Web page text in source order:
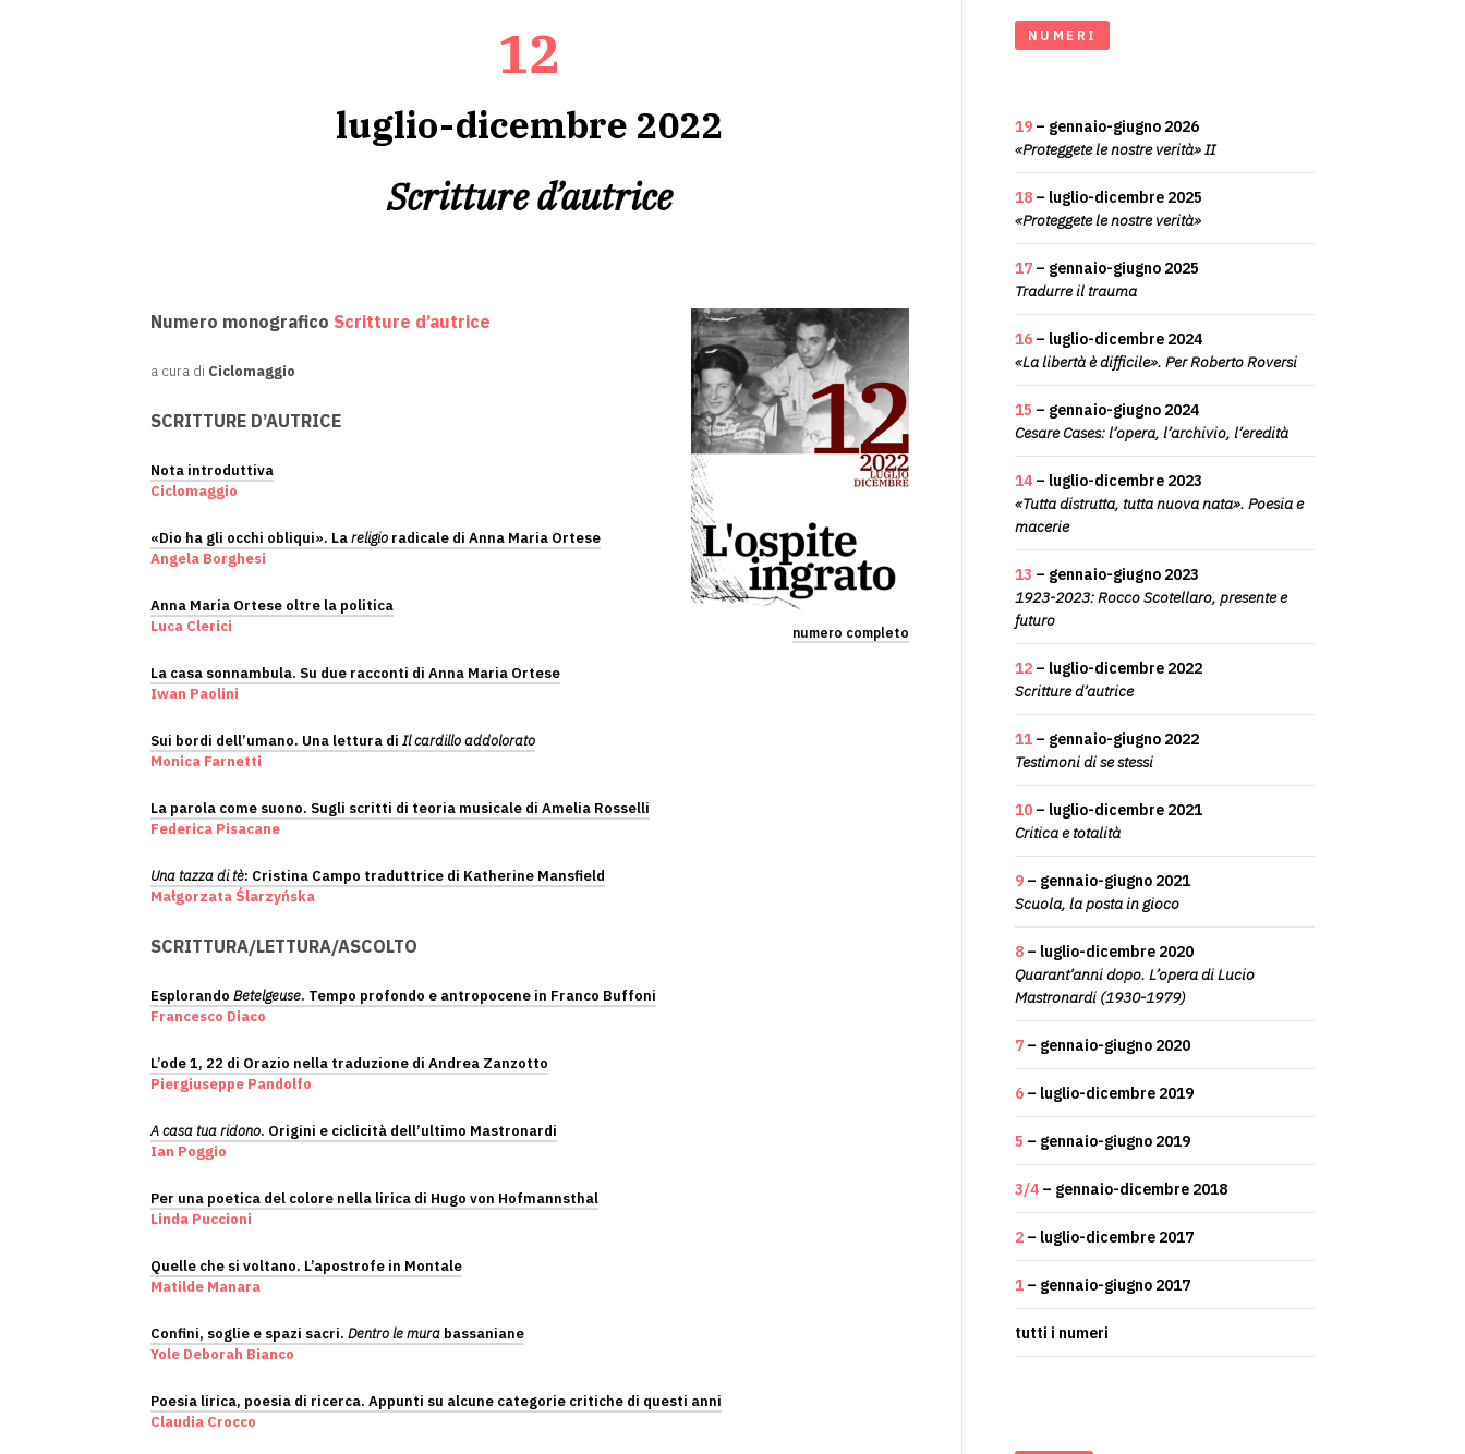
12
luglio-dicembre 2022
Scritture d’autrice
numero completo
Numero monografico Scritture d’autrice
a cura di Ciclomaggio
SCRITTURE D’AUTRICE
Nota introduttiva
Ciclomaggio
«Dio ha gli occhi obliqui». Lareligio radicale di Anna Maria Ortese
Angela Borghesi
Anna Maria Ortese oltre la politica
Luca Clerici
La casa sonnambula. Su due racconti di Anna Maria Ortese
Iwan Paolini
Sui bordi dell’umano. Una lettura di Il cardillo addolorato
Monica Farnetti
La parola come suono. Sugli scritti di teoria musicale di Amelia Rosselli
Federica Pisacane
Una tazza di tè: Cristina Campo traduttrice di Katherine Mansfield
Małgorzata Ślarzyńska
SCRITTURA/LETTURA/ASCOLTO
Esplorando Betelgeuse. Tempo profondo e antropocene in Franco Buffoni
Francesco Diaco
L’ode 1, 22 di Orazio nella traduzione di Andrea Zanzotto
Piergiuseppe Pandolfo
A casa tua ridono. Origini e ciclicità dell’ultimo Mastronardi
Ian Poggio
Per una poetica del colore nella lirica di Hugo von Hofmannsthal
Linda Puccioni
Quelle che si voltano. L’apostrofe in Montale
Matilde Manara
Confini, soglie e spazi sacri. Dentro le mura bassaniane
Yole Deborah Bianco
Poesia lirica, poesia di ricerca. Appunti su alcune categorie critiche di questi anni
Claudia Crocco
NUMERI
19 – gennaio-giugno 2026
«Proteggete le nostre verità» II
18 – luglio-dicembre 2025
«Proteggete le nostre verità»
17 – gennaio-giugno 2025
Tradurre il trauma
16 – luglio-dicembre 2024
«La libertà è difficile». Per Roberto Roversi
15 – gennaio-giugno 2024
Cesare Cases: l’opera, l’archivio, l’eredità
14 – luglio-dicembre 2023
«Tutta distrutta, tutta nuova nata». Poesia e
macerie
13 – gennaio-giugno 2023
1923-2023: Rocco Scotellaro, presente e
futuro
12 – luglio-dicembre 2022
Scritture d’autrice
11 – gennaio-giugno 2022
Testimoni di se stessi
10 – luglio-dicembre 2021
Critica e totalità
9 – gennaio-giugno 2021
Scuola, la posta in gioco
8 – luglio-dicembre 2020
Quarant’anni dopo. L’opera di Lucio
Mastronardi (1930-1979)
7 – gennaio-giugno 2020
6 – luglio-dicembre 2019
5 – gennaio-giugno 2019
3/4 – gennaio-dicembre 2018
2 – luglio-dicembre 2017
1 – gennaio-giugno 2017
tutti i numeri